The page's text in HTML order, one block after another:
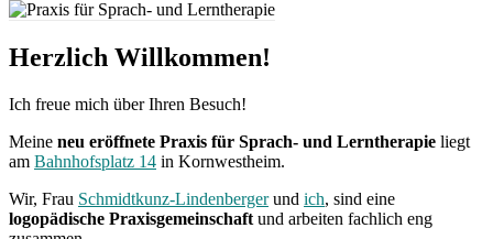
Herzlich Willkommen!
Ich freue mich über Ihren Besuch!
Meine neu eröffnete Praxis für Sprach- und Lerntherapie liegt
am Bahnhofsplatz 14 in Kornwestheim.
Wir, Frau Schmidtkunz-Lindenbergerund ich, sind eine
logopädische Praxisgemeinschaft und arbeiten fachlich eng